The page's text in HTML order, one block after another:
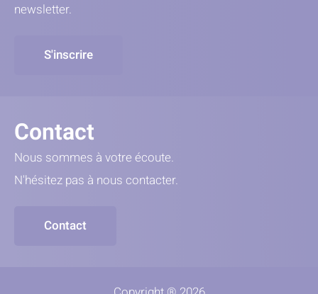
newsletter.
S'inscrire
Contact
Nous sommes à votre écoute.
N'hésitez pas à nous contacter.
Contact